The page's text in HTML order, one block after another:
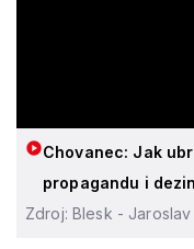
Chovanec: Jak
propagandu i
Zdroj: Blesk - Jaroslav